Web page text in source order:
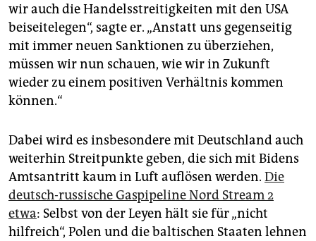
wir auch die Handelsstreitigkeiten mit den USA
beiseitelegen“, sagte er. „Anstatt uns gegenseitig
mit immer neuen Sanktionen zu überziehen,
müssen wir nun schauen, wie wir in Zukunft
wieder zu einem positiven Verhältnis kommen
können.“
Dabei wird es insbesondere mit Deutschland auch
weiterhin Streitpunkte geben, die sich mit Bidens
Amtsantritt kaum in Luft auflösen werden. Die
deutsch-russische Gaspipeline Nord Stream 2
etwa: Selbst von der Leyen hält sie für „nicht
hilfreich“, Polen und die baltischen Staaten lehnen